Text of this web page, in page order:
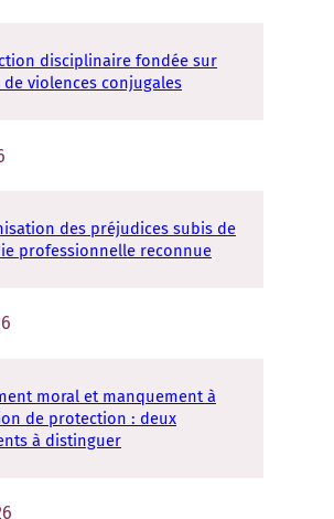
disciplinaire fondée sur
de violences conjugales
des préjudices subis de
professionnelle reconnue
moral et manquement à
de protection : deux
à distinguer